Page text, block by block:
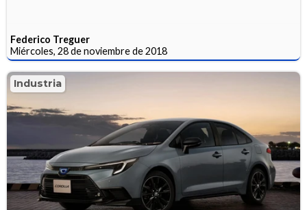
Federico Treguer
Miércoles, 28 de noviembre de 2018
Industria